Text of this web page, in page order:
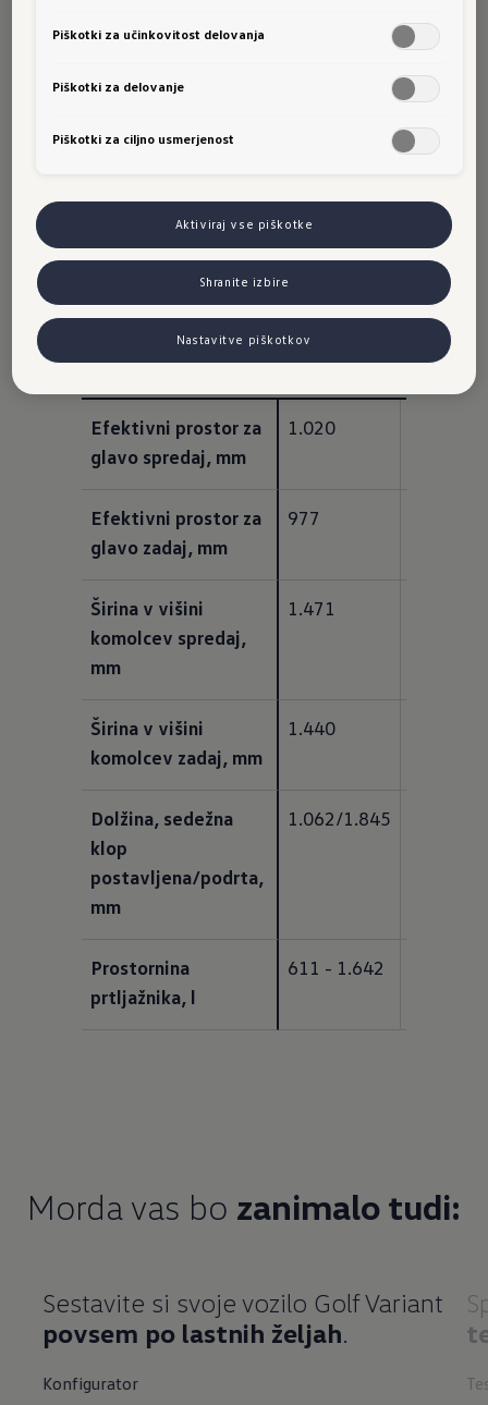
Prostornina prtljažnika modela Golf Variant
Golf
Efektivni prostor za
glavo spredaj, mm
1.020
Efektivni prostor za
glavo zadaj, mm
977
Širina v višini
komolcev spredaj,
mm
1.471
Širina v višini
komolcev zadaj, mm
1.440
Dolžina, sedežna
klop
postavljena/podrta,
mm
1.062/1.845
Prostornina
prtljažnika, l
611 - 1.642
Morda vas bo zanimalo tudi:
Sestavite si svoje vozilo Golf Variant
povsem po lastnih željah.
Konfigurator
Piškotki za učinkovitost delovanja
Piškotki za delovanje
Piškotki za ciljno usmerjenost
Aktiviraj vse piškotke
Shranite izbire
Nastavitve piškotkov